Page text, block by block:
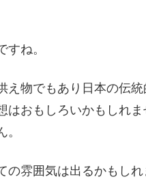
ね。
物でもあり日本の伝
はおもしろいかもしれ
雰囲気は出るかもしれ